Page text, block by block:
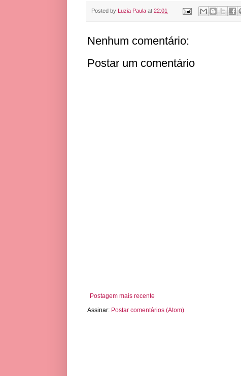
Posted by Luzia Paula at 22:01
Nenhum comentário:
Postar um comentário
Postagem mais recente
Assinar: Postar comentários (Atom)